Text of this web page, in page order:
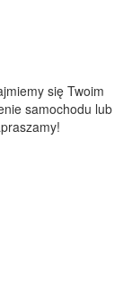
się Twoim
samochodu lub